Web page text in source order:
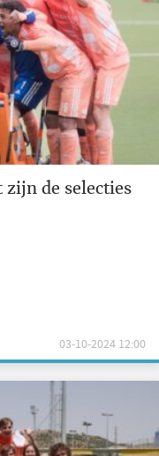
zijn de selecties
03-10-2024 12:00